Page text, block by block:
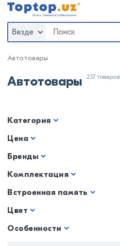
Везде
Автотовары
Автотовары 257 товаров
Категория
Цена
Бренды
Комплектация
Встроенная память
Цвет
Особенности